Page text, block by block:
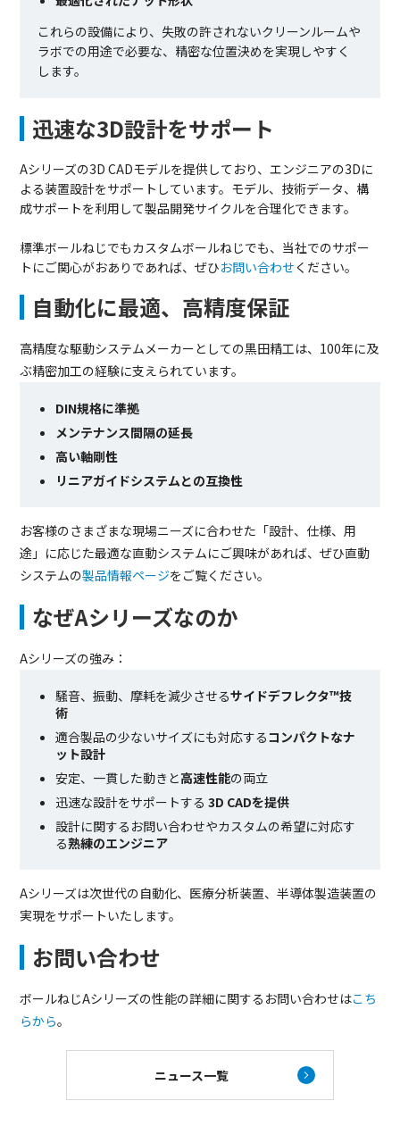
これらの設備により、失敗の許されないクリーンルームや
ラボでの用途で必要な、精密な位置決めを実現しやすく
します。
迅速な3D設計をサポート
Aシリーズの3D CADモデルを提供しており、エンジニアの3Dに
よる装置設計をサポートしています。モデル、技術データ、構
成サポートを利用して製品開発サイクルを合理化できます。
標準ボールねじでもカスタムボールねじでも、当社でのサポー
トにご関心がおありであれば、ぜひお問い合わせ ください。
自動化に最適、高精度保証
高精度な駆動システムメーカーとしての黒田精工は、100年に及
ぶ精密加工の経験に支えられています。
DIN規格に準拠
メンテナンス間隔の延長
高い軸剛性
リニアガイドシステムとの互換性
お客様のさまざまな現場ニーズに合わせた「設計、仕様、用
途」に応じた最適な直動システムにご興味があれば、ぜひ直動
システムの製品情報ページをご覧ください。
なぜAシリーズなのか
Aシリーズの強み：
騒音、振動、摩耗を減少させるサイドデフレクタ™技
術
適合製品の少ないサイズにも対応するコンパクトなナ
ット設計
安定、一貫した動きと高速性能の両立
迅速な設計をサポートする3D CADを提供
設計に関するお問い合わせやカスタムの希望に対応す
る熟練のエンジニア
Aシリーズは次世代の自動化、医療分析装置、半導体製造装置の
実現をサポートいたします。
お問い合わせ
ボールねじAシリーズの性能の詳細に関するお問い合わせはこち
らから。
ニュース一覧